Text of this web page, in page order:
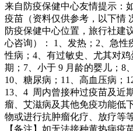
来自防疫保健中心友情提示：
疫苗（资料仅供参考，以下情
防疫保健中心位置，旅行社建
心咨询）： 1、发热；2、急性
性病；4、有过敏史、尤其对
期；7、小于 9 月龄的婴儿；8
10、糖尿病；11、高血压病；
13、4 周内曾接种过疫苗及近
瘤、艾滋病及其他免疫功能低
物或进行抗肿瘤化疗、放疗等等
【备注】如无法接种黄热病疫